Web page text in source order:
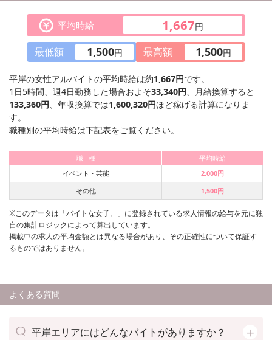
平均時給 1,667円
最低額 1,500円 最高額 1,500円
平岸の女性アルバイトの平均時給は約1,667円です。
1日5時間、週4日勤務した場合およそ33,340円、月給換算すると
133,360円、年収換算では1,600,320円ほど稼げる計算になりま
す。
職種別の平均時給は下記表をご覧ください。
職 種
平均時給
イベント・芸能
2,000円
その他
1,500円
※このデータは「バイトな女子。」に登録されている求人情報の給与を元に独
自の集計ロジックによって算出しています。
掲載中の求人の平均金額とは異なる場合があり、その正確性について保証す
るものではありません。
よくある質問
平岸エリアにはどんなバイトがありますか？